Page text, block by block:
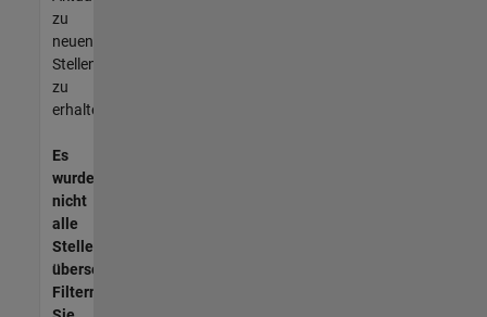
zu
neuen
Stellenangeboten
zu
erhalten.
Es
wurden
nicht
alle
Stellen
übersetzt.
Filtern